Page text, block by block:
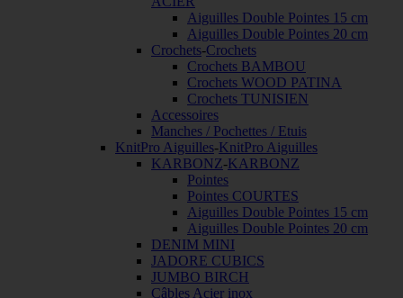
Aiguilles Double Pointes 15 cm
Aiguilles Double Pointes 20 cm
Crochets-Crochets
Crochets BAMBOU
Crochets WOOD PATINA
Crochets TUNISIEN
Accessoires
Manches / Pochettes / Etuis
KnitPro Aiguilles-KnitPro Aiguilles
KARBONZ-KARBONZ
Pointes
Pointes COURTES
Aiguilles Double Pointes 15 cm
Aiguilles Double Pointes 20 cm
DENIM MINI
JADORE CUBICS
JUMBO BIRCH
Câbles Acier inox